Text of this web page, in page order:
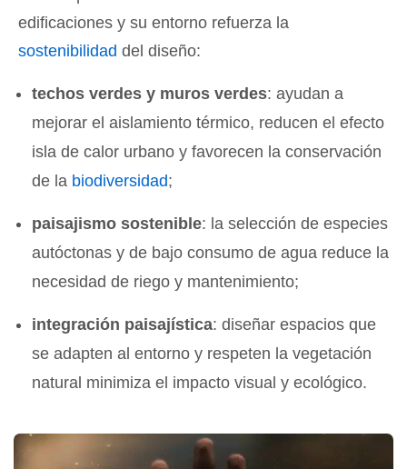
edificaciones y su entorno refuerza la
sostenibilidad del diseño:
techos verdes y muros verdes: ayudan a
mejorar el aislamiento térmico, reducen el efecto
isla de calor urbano y favorecen la conservación
de la biodiversidad;
paisajismo sostenible: la selección de especies
autóctonas y de bajo consumo de agua reduce la
necesidad de riego y mantenimiento;
integración paisajística: diseñar espacios que
se adapten al entorno y respeten la vegetación
natural minimiza el impacto visual y ecológico.